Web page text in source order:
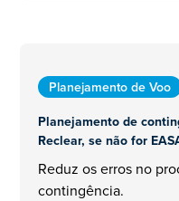
Planejamento de Voo
Planejamento de
Reclear, se não for
Reduz os erros no
contingência.